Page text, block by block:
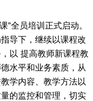
全员培训正式启动。
导下，继续以课程改
以 提高教师新课程教
水平和业务素质，从
学内容、教学方法以
的监控和管理，切实